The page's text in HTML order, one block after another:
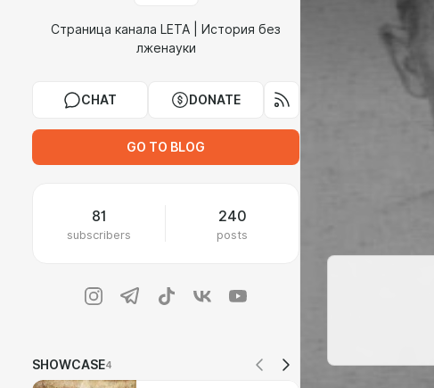
Страница канала LETA | История без
лженауки
CHAT DONATE
GO TO BLOG
81
subscribers
240
posts
SHOWCASE4